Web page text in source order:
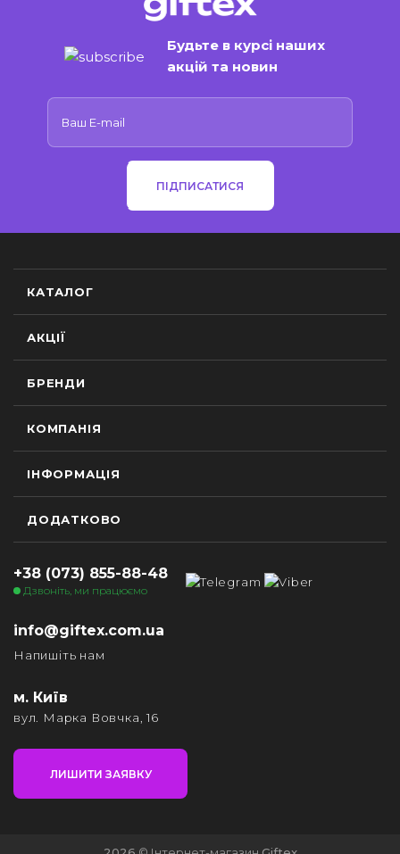
Будьте в курсі наших
акцій та новин
ПІДПИСАТИСЯ
КАТАЛОГ
АКЦІЇ
БРЕНДИ
КОМПАНІЯ
ІНФОРМАЦІЯ
ДОДАТКОВО
+38 (073) 855-88-48
Дзвоніть, ми працюємо
info@giftex.com.ua
Напишіть нам
м. Київ
вул. Марка Вовчка, 16
ЛИШИТИ ЗАЯВКУ